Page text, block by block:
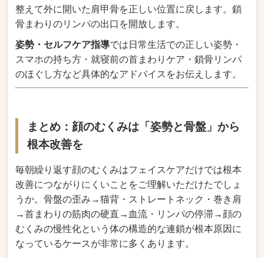
整えて外に開いた肩甲骨を正しい位置に戻します。鎖
骨まわりのリンパの出口を開放します。
姿勢・セルフケア指導では日常生活での正しい姿勢・
スマホの持ち方・就寝前の首まわりケア・鎖骨リンパ
のほぐし方など具体的なアドバイスをお伝えします。
まとめ：顔のむくみは「姿勢と骨盤」から
根本改善を
毎朝繰り返す顔のむくみはフェイスケアだけでは根本
改善につながりにくいことをご理解いただけたでしょ
うか。骨盤の歪み→猫背・ストレートネック・巻き肩
→首まわりの筋肉の硬直→血流・リンパの停滞→顔の
むくみの慢性化という体の構造的な連鎖が根本原因に
なっているケースが非常に多くあります。